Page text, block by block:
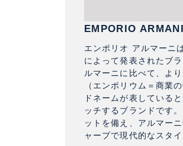
EMPORIO ARMANI
エンポリオ アルマーニ
によって発表されたブ
ルマーニに比べて、よ
（エンポリウム＝商業
ドネームが表している
ッチするブランドです
ットを備え、アルマー
ャープで現代的なスタ